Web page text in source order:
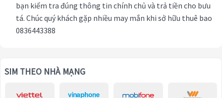
bạn kiểm tra đúng thông tin chính chủ và trả tiền cho bưu
tá. Chúc quý khách gặp nhiều may mắn khi sở hữu thuê bao
0836443388
SIM THEO NHÀ MẠNG